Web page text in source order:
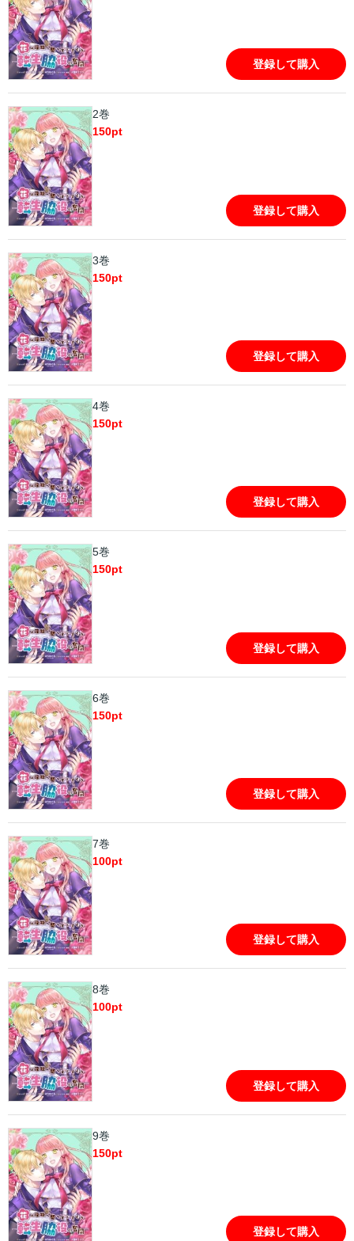
開幕！ 漫画内の告知等は過去のものとなりますので、ご注意くだ
さい。
登録して購入
2巻
150pt
登録して購入
3巻
150pt
登録して購入
4巻
150pt
登録して購入
5巻
150pt
登録して購入
6巻
150pt
登録して購入
7巻
100pt
登録して購入
8巻
100pt
登録して購入
9巻
150pt
登録して購入